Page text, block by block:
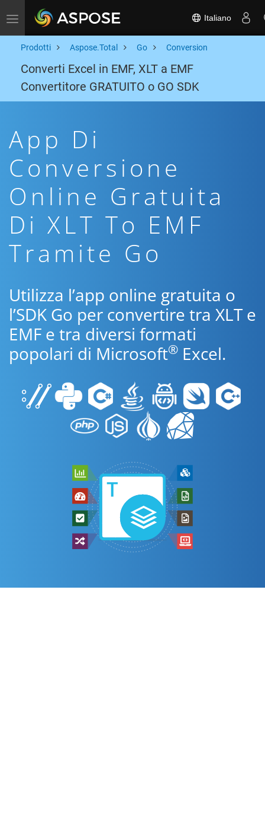
Toggle navigation Italiano
Prodotti Aspose.Total Go Conversion
Converti Excel in EMF, XLT a EMF
Convertitore GRATUITO o GO SDK
App Di
Conversione
Online Gratuita
Di XLT To EMF
Tramite Go
Utilizza l’app online gratuita o
l’SDK Go per convertire tra XLT e
EMF e tra diversi formati
popolari di Microsoft® Excel.